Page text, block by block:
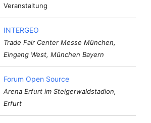
Veranstaltung
INTERGEO
Trade Fair Center Messe München,
Eingang West, München Bayern
Forum Open Source
Arena Erfurt im Steigerwaldstadion,
Erfurt